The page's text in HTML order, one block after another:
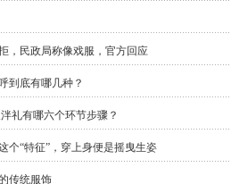
，民政局称像戏服，官方回应
到底有哪几种？
礼有哪六个环节步骤？
个“特征”，穿上身便是摇曳生姿
传统服饰